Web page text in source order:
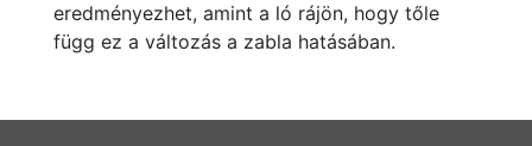
eredményezhet, amint a ló rájön, hogy tőle
függ ez a változás a zabla hatásában.